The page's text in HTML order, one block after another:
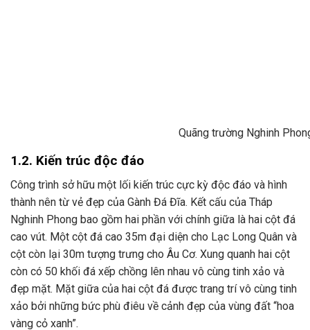
Quãng trường Nghinh
1.2. Kiến trúc độc đáo
Công trình sở hữu một lối kiến trúc cực kỳ độc đáo và hình
thành nên từ vẻ đẹp của Gành Đá Đĩa. Kết cấu của Tháp
Nghinh Phong bao gồm hai phần với chính giữa là hai cột đá
cao vút. Một cột đá cao 35m đại diện cho Lạc Long Quân và
cột còn lại 30m tượng trưng cho Âu Cơ. Xung quanh hai cột
còn có 50 khối đá xếp chồng lên nhau vô cùng tinh xảo và
đẹp mặt. Mặt giữa của hai cột đá được trang trí vô cùng tinh
xảo bởi những bức phù điêu về cảnh đẹp của vùng đất “hoa
vàng cỏ xanh”.